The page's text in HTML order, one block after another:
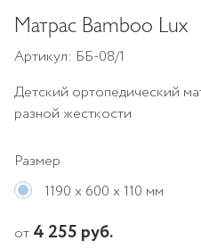
Матрас Bamboo Lux
Артикул: ББ-08/1
Детский ортопедический
разной жесткости
Размер
1190 х 600 х 110 мм
от 4 255 руб.